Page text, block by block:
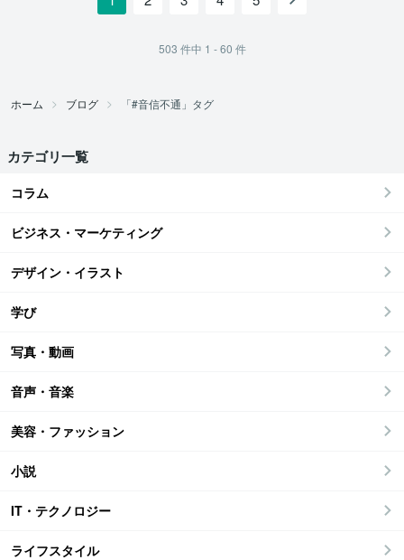
503 件中 1 - 60 件
ホーム ブログ 「#音信不通」タグ
カテゴリ一覧
コラム
ビジネス・マーケティング
デザイン・イラスト
学び
写真・動画
音声・音楽
美容・ファッション
小説
IT・テクノロジー
ライフスタイル